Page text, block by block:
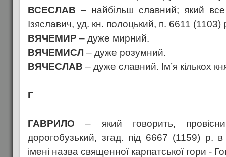
ВСЕСЛАВ – найбільш славний; який
Ізяславич, уд. кн. полоцький, п. 6611 (1103)
ВЯЧЕМИР – дуже мирний.
ВЯЧЕМИСЛ – дуже розумний.
ВЯЧЕСЛАВ – дуже славний. Ім’я кількох
Г
ГАВРИЛО – який говорить,
дорогобузький, згад. під 6667 (1159) р.
імені назва священної карпатської гори -